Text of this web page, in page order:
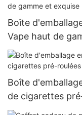
Boîte
Vape haut de
Boîte
de cigarettes